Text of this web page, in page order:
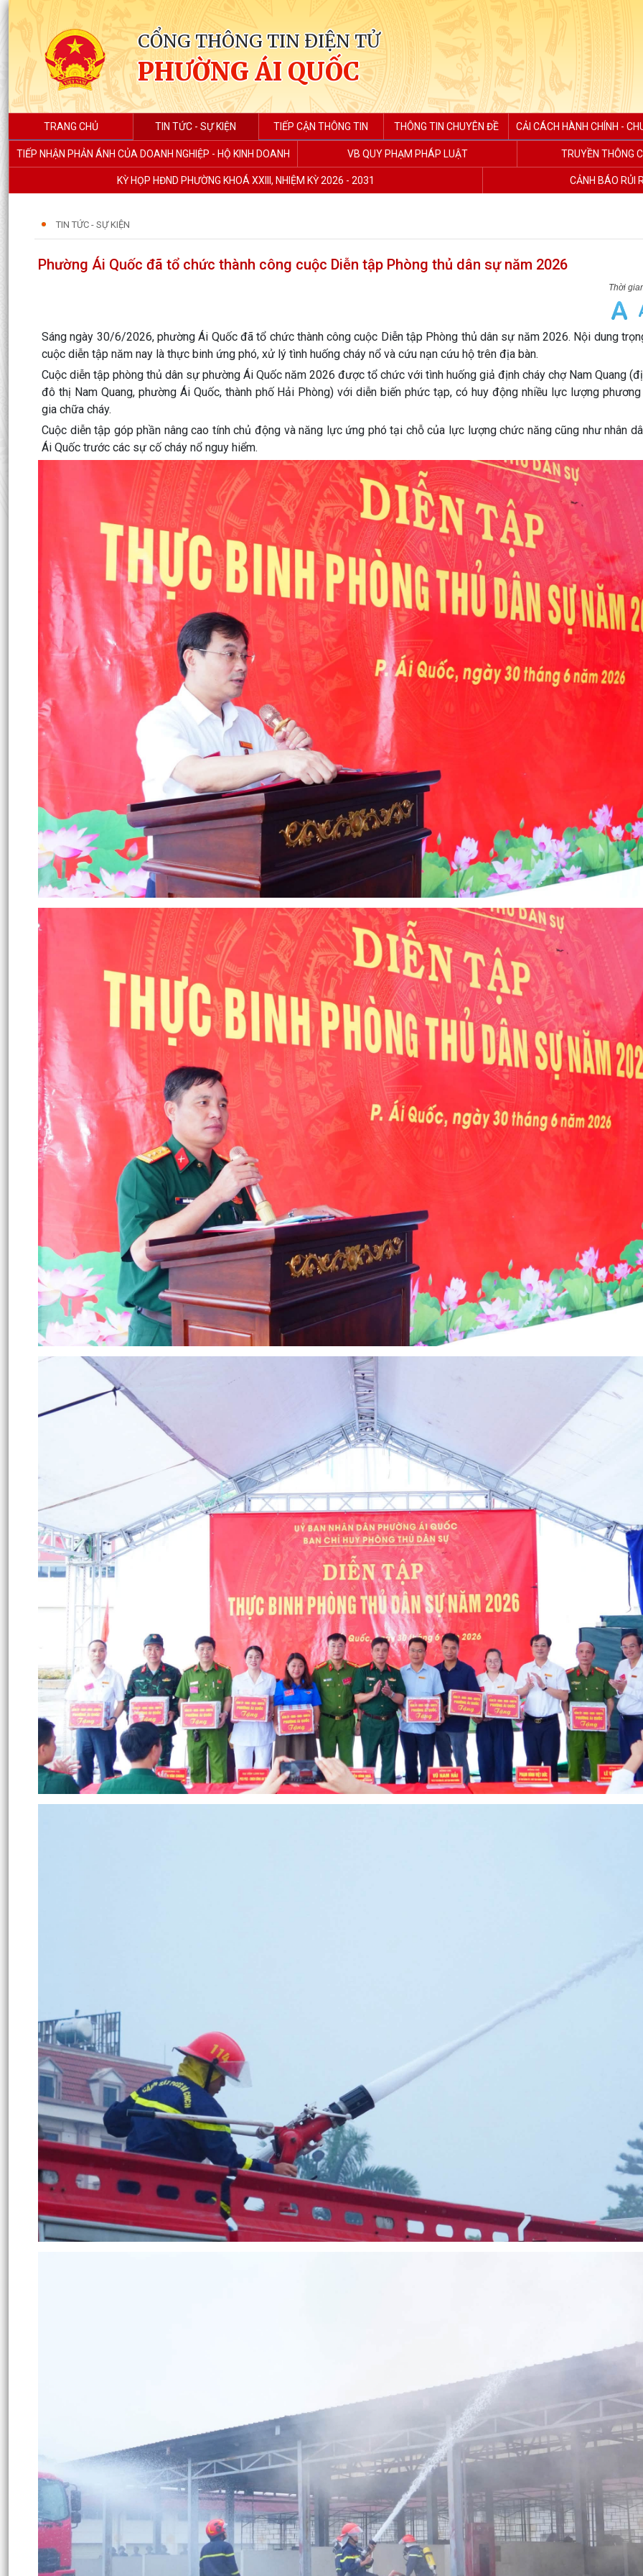
CỔNG THÔNG TIN ĐIỆN TỬ
PHƯỜNG ÁI QUỐC
TRANG CHỦ TIN TỨC - SỰ KIỆN TIẾP CẬN THÔNG TIN THÔNG TIN CHUYÊN ĐỀ CẢI CÁCH HÀNH CHÍNH -
TIẾP NHẬN PHẢN ÁNH CỦA DOANH NGHIỆP - HỘ KINH DOANH VB QUY PHẠM PHÁP LUẬT TRUYỀN THÔNG
KỲ HỌP HĐND PHƯỜNG KHOÁ XXIII, NHIỆM KỲ 2026 - 2031 CẢNH BÁO RỦI
TIN TỨC - SỰ KIỆN
Phường Ái Quốc đã tổ chức thành công cuộc Diễn tập Phòng thủ dân sự năm 2026
Sáng ngày 30/6/2026, phường Ái Quốc đã tổ chức thành công cuộc Diễn tập Phòng thủ dân sự năm 2026. Nội dung
cuộc diễn tập năm nay là thực binh ứng phó, xử lý tình huống cháy nổ và cứu nạn cứu hộ trên địa bàn.
Cuộc diễn tập phòng thủ dân sự phường Ái Quốc năm 2026 được tổ chức với tình huống giả định cháy chợ Nam Quang
đô thị Nam Quang, phường Ái Quốc, thành phố Hải Phòng) với diễn biến phức tạp, có huy động nhiều lực lượng
gia chữa cháy.
Cuộc diễn tập góp phần nâng cao tính chủ động và năng lực ứng phó tại chỗ của lực lượng chức năng cũng như nhân
Ái Quốc trước các sự cố cháy nổ nguy hiểm.